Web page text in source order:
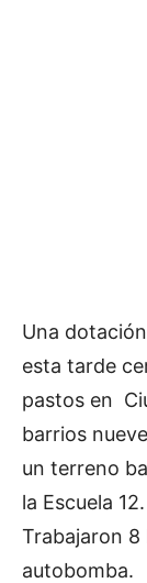
Una
esta tarde
pastos en
barrios
un terreno
la Escuela 12.
Trabajaron 8
autobomba.